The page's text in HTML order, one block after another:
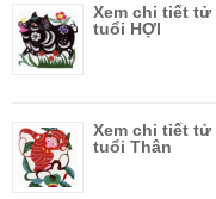
Xem chi tiết
tuổi HỢI
Xem chi tiết
tuổi Thân